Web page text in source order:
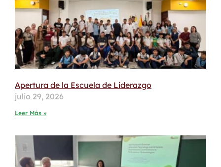
Apertura de la Escuela de Liderazgo
julio 29, 2026
Leer Más »